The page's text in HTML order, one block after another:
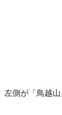
左側が「鳥越